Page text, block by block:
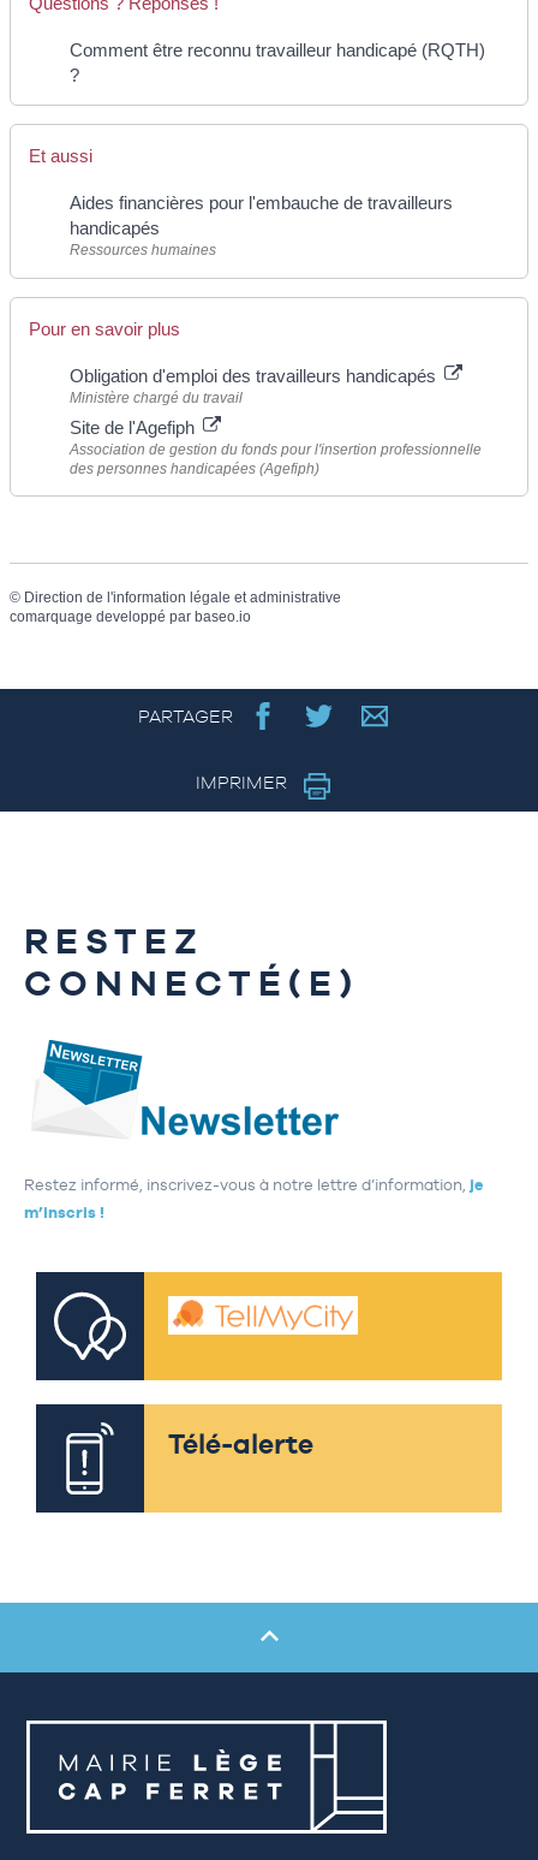
Comment être reconnu travailleur handicapé (RQTH)
?
Et aussi
Aides financières pour l'embauche de travailleurs
handicapés
Ressources humaines
Pour en savoir plus
Obligation d'emploi des travailleurs handicapés
Ministère chargé du travail
Site de l'Agefiph
Association de gestion du fonds pour l'insertion professionnelle
des personnes handicapées (Agefiph)
© Direction de l'information légale et administrative
comarquage developpé par baseo.io
PARTAGER
IMPRIMER
RESTEZ
CONNECTÉ(E)
Restez informé, inscrivez-vous à notre lettre d’information, je
m’inscris !
Télé-alerte